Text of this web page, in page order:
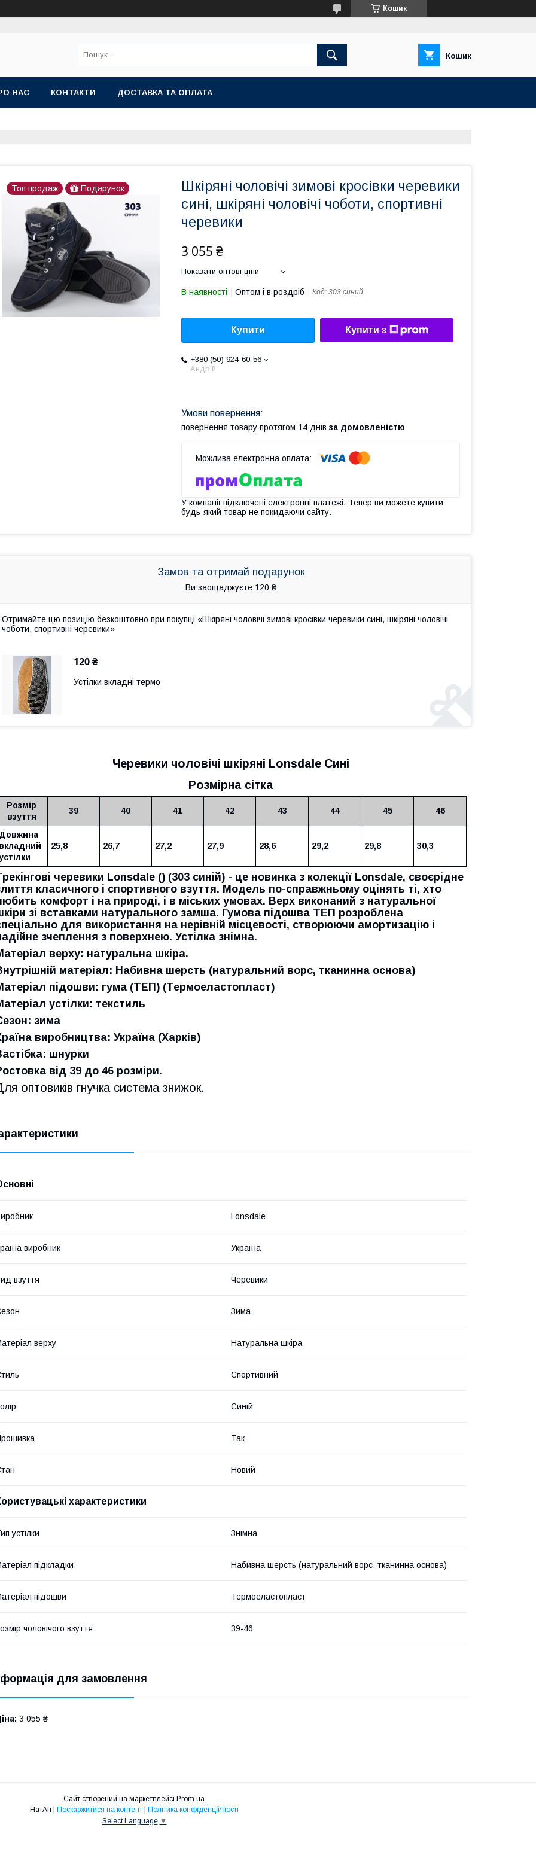
Кошик
Кошик
НАС КОНТАКТИ ДОСТАВКА ТА ОПЛАТА
Топ продаж Подарунок
Шкіряні чоловічі зимові кросівки черевики
сині, шкіряні чоловічі чоботи, спортивні
черевики
3 055 ₴
Показати оптові ціни
В наявності Оптом і в роздріб Код: 303 синий
Купити Купити з
+380 (50) 924-60-56
Андрій
повернення товару протягом 14 днів за домовленістю
У компанії підключені електронні платежі. Тепер ви можете купити
будь-який товар не покидаючи сайту.
Замов та отримай подарунок
Ви заощаджуєте 120 ₴
Отримайте цю позицію безкоштовно при покупці «Шкіряні чоловічі зимові кросівки черевики сині, шкіряні чоловічі
чоботи, спортивні черевики»
120 ₴
Устілки вкладні термо
Черевики чоловічі шкіряні Lonsdale Сині
Розмірна сітка
Розмір
взуття
39 40 41 42 43 44 45 46
Довжина
вкладний
25,8 26,7 27,2 27,9 28,6 29,2 29,8 30,3
черевики Lonsdale () (303 синій) - це новинка з колекції Lonsdale, своєрідне
класичного і спортивного взуття. Модель по-справжньому оцінять ті, хто
комфорт і на природі, і в міських умовах. Верх виконаний з натуральної
зі вставками натурального замша. Гумова підошва ТЕП розроблена
для використання на нерівній місцевості, створюючи амортизацію і
зчеплення з поверхнею. Устілка знімна.
верху: натуральна шкіра.
матеріал: Набивна шерсть (натуральний ворс, тканинна основа)
підошви: гума (ТЕП) (Термоеластопласт)
устілки: текстиль
зима
виробництва: Україна (Харків)
шнурки
від 39 до 46 розміри.
оптовиків гнучка система знижок.
Lonsdale
виробник Україна
взуття Черевики
Зима
верху Натуральна шкіра
Спортивний
Синій
Так
Новий
характеристики
устілки Знімна
підкладки Набивна шерсть (натуральний ворс, тканинна основа)
підошви Термоеластопласт
чоловічого взуття 39-46
для замовлення
3 055 ₴
Сайт створений на маркетплейсі Prom.ua
Поскаржитися на контент
Політика конфіденційності
Select Language ▼